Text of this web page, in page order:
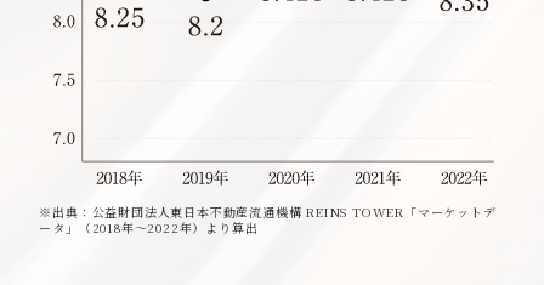
※出典：公益財団法人東日本不動産流通機構 REINS TOWER「マーケットデ
ータ」（2018年〜2022年）より算出